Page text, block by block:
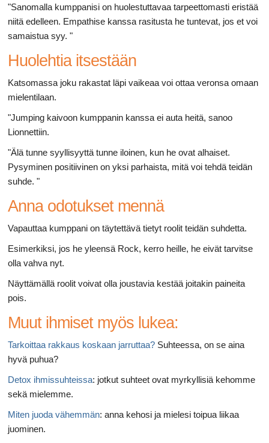
"Sanomalla kumppanisi on huolestuttavaa tarpeettomasti eristää
niitä edelleen. Empathise kanssa rasitusta he tuntevat, jos et voi
samaistua syy. "
Huolehtia itsestään
Katsomassa joku rakastat läpi vaikeaa voi ottaa veronsa omaan
mielentilaan.
"Jumping kaivoon kumppanin kanssa ei auta heitä, sanoo
Lionnettiin.
"Älä tunne syyllisyyttä tunne iloinen, kun he ovat alhaiset.
Pysyminen positiivinen on yksi parhaista, mitä voi tehdä teidän
suhde. "
Anna odotukset mennä
Vapauttaa kumppani on täytettävä tietyt roolit teidän suhdetta.
Esimerkiksi, jos he yleensä Rock, kerro heille, he eivät tarvitse
olla vahva nyt.
Näyttämällä roolit voivat olla joustavia kestää joitakin paineita
pois.
Muut ihmiset myös lukea:
Tarkoittaa rakkaus koskaan jarruttaa? Suhteessa, on se aina
hyvä puhua?
Detox ihmissuhteissa: jotkut suhteet ovat myrkyllisiä kehomme
sekä mielemme.
Miten juoda vähemmän: anna kehosi ja mielesi toipua liikaa
juominen.